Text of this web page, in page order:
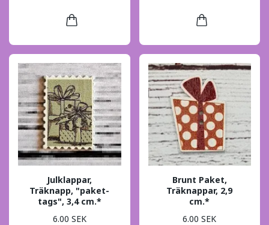
Julklappar,
Träknapp, "paket-
tags", 3,4 cm.*
6.00 SEK
Brunt Paket,
Träknappar, 2,9
cm.*
6.00 SEK